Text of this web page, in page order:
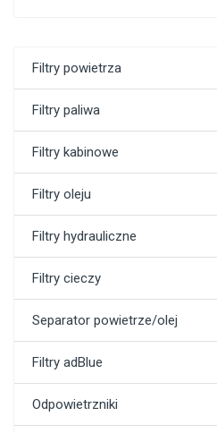
Filtry powietrza
Filtry paliwa
Filtry kabinowe
Filtry oleju
Filtry hydrauliczne
Filtry cieczy
Separator powietrze/olej
Filtry adBlue
Odpowietrzniki